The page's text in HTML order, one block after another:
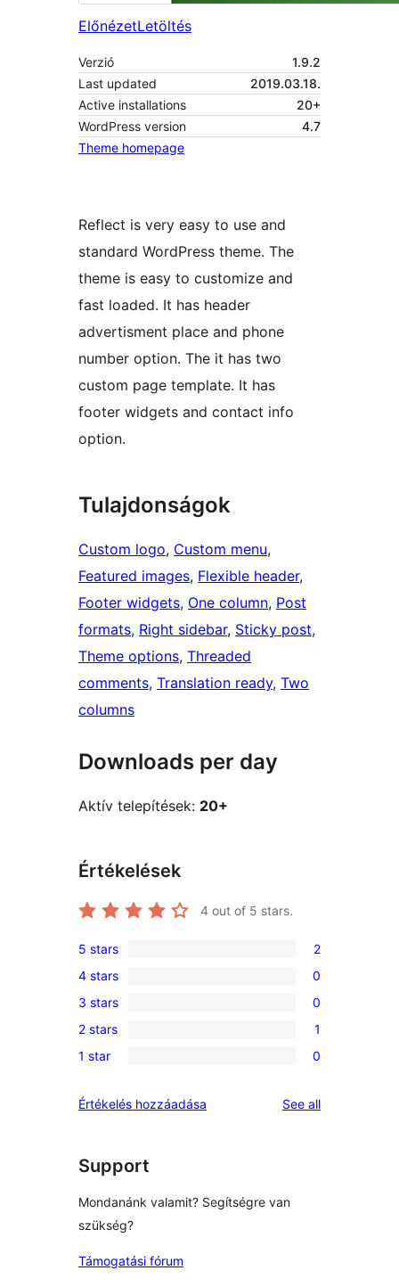
ElőnézetLetöltés
Verzió
1.9.2
Last updated
2019.03.18.
Active installations
20+
WordPress version
4.7
Theme homepage
Reflect is very easy to use and
standard WordPress theme. The
theme is easy to customize and
fast loaded. It has header
advertisment place and phone
number option. The it has two
custom page template. It has
footer widgets and contact info
option.
Tulajdonságok
Custom logo, Custom menu
Featured images, Flexible header
Footer widgets, One column, Post
formats, Right sidebar, Sticky post
Theme options, Threaded
comments, Translation ready, Two
columns
Downloads per day
Aktív telepítések: 20+
Értékelések
4 out of 5 stars.
2
5-
star
reviews
5 stars 2
0
4-
star
reviews
4 stars 0
0
3-
star
3 stars 0
1
2-
review
2 stars 1
0
star
1 star 0
Értékelés hozzáadása See allreviews
Support
Mondanánk valamit? Segítségre van
szükség?
Támogatási fórum